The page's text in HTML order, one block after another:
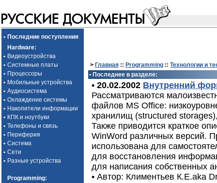
• Последние поступления
Hardware:
• Видеоустройства
• Системные платы
• Процессоры
• Мобильные устройства
• Аудиосистема
• Охлаждение системы
• Накопители информации
• КПК и ноутбуки
• Телефоны и связь
• Периферия
• Система
• Сети
• Разные устройства
Programming:
> Главная :: Programming ::Технологии и
• Последнее в разделе:
• 20.02.2002 Внутренний
Рассматриваются
файлов MS Office:
хранилищ (structured
Также приводится краткое
WinWord различных версий.
использована для
для восстановления
для написания собственных
• Автор: Климентьев К.Е.aka